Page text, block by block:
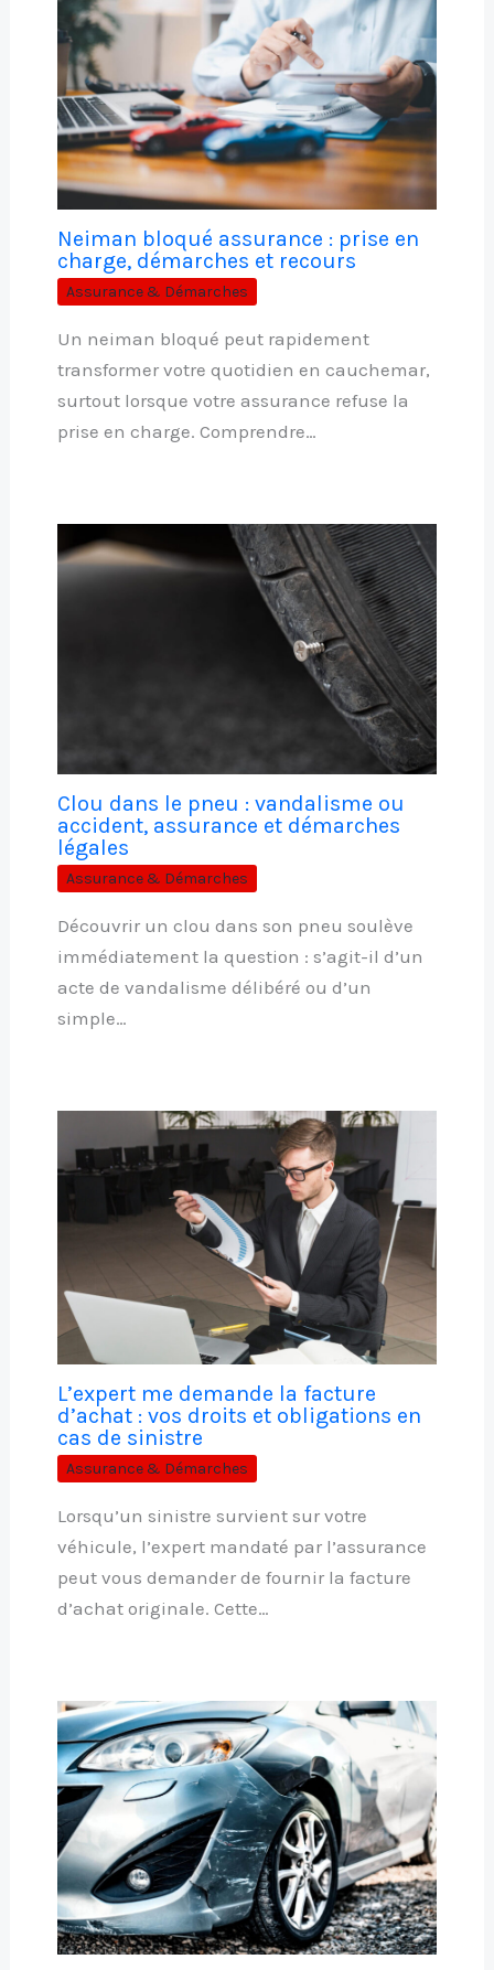
Neiman bloqué assurance : prise en
charge, démarches et recours
Assurance & Démarches
Un neiman bloqué peut rapidement
transformer votre quotidien en cauchemar,
surtout lorsque votre assurance refuse la
prise en charge. Comprendre…
Clou dans le pneu : vandalisme ou
accident, assurance et démarches
légales
Assurance & Démarches
Découvrir un clou dans son pneu soulève
immédiatement la question : s’agit-il d’un
acte de vandalisme délibéré ou d’un
simple…
L’expert me demande la facture
d’achat : vos droits et obligations en
cas de sinistre
Assurance & Démarches
Lorsqu’un sinistre survient sur votre
véhicule, l’expert mandaté par l’assurance
peut vous demander de fournir la facture
d’achat originale. Cette…